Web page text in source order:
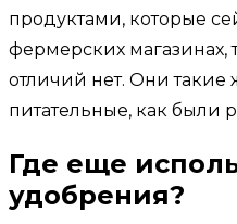
продуктами, которые
фермерских магазинах,
отличий нет. Они такие
питательные, как были
Где еще
удобрения?